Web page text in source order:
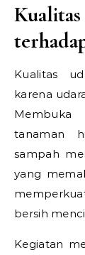
Kualitas
karena
Membuka
tanaman
sampah
yang
bersih
Kegiatan